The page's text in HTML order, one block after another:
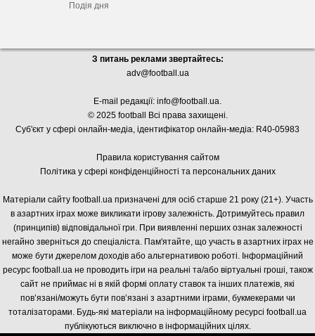
Подія дня
З питань реклами звертайтесь:
adv@football.ua
E-mail редакції: info@football.ua.
© 2025 football Всі права захищені.
Суб'єкт у сфері онлайн-медіа, ідентифікатор онлайн-медіа: R40-05983
Правила користування сайтом
Політика у сфері конфіденційності та персональних даних
Матеріали сайту football.ua призначені для осіб старше 21 року (21+). Участь
в азартних іграх може викликати ігрову залежність. Дотримуйтесь правил
(принципів) відповідальної гри. При виявленні перших ознак залежності
негайно зверніться до спеціаліста. Пам'ятайте, що участь в азартних іграх не
може бути джерелом доходів або альтернативою роботі. Інформаційний
ресурс football.ua не проводить ігри на реальні та/або віртуальні гроші, також
сайт не приймає ні в якій формі оплату ставок та інших платежів, які
пов’язані/можуть бути пов’язані з азартними іграми, букмекерами чи
тоталізаторами. Будь-які матеріали на інформаційному ресурсі football.ua
публікуються виключно в інформаційних цілях.